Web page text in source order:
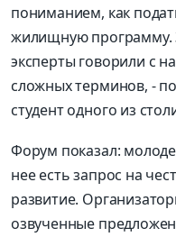
пониманием, как
жилищную программу.
эксперты говорили с
сложных терминов, -
студент одного из
Форум показал:
нее есть запрос на
развитие.
озвученные